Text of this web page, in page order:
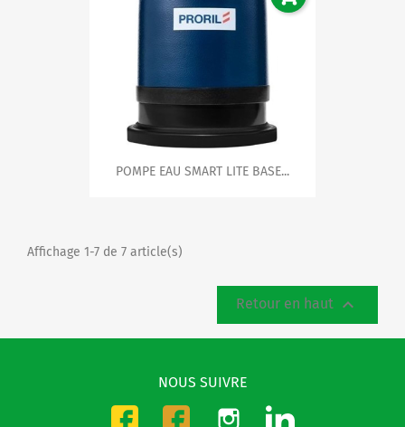
POMPE EAU SMART LITE BASE...
Affichage 1-7 de 7 article(s)
Retour en haut 
NOUS SUIVRE
Facebook-CMOFacebook-DMO
Instagram